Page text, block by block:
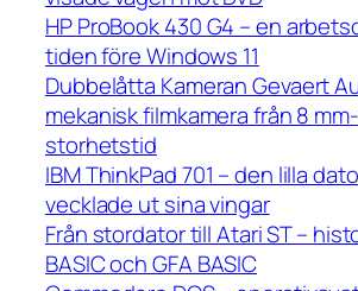
HP ProBook 430 G4 – en
tiden före Windows 11
Dubbelåtta Kameran Gevaert
mekanisk filmkamera från 8
storhetstid
IBM ThinkPad 701 – den lilla
vecklade ut sina vingar
Från stordator till Atari ST –
BASIC och GFA BASIC